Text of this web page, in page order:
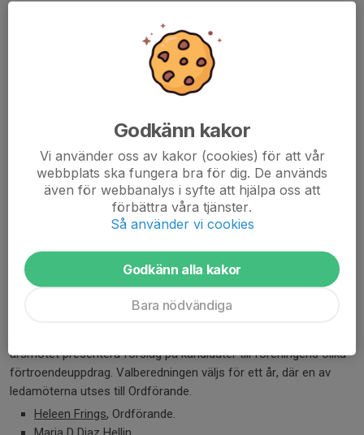
Marie-Louise Kärrbrink, Ersättare.
, Ersättare.
Föreningen har två revisorer och en ersättare (suppleant), valda
av årsstämman. Alla tre väljs för ett år. De har till uppgift att
granska styrelsens förvaltning av föreningen. Solvikingarna har
så kallade lekmannarevisorer; inte auktoriserade revisorer utan
medlemmar som fungerar som ”allmänna granskare”.
Anders Holmqvist.
Joakim Pauli.
(ersättare).
årsmötet presentera förslag på kandidater till föreningens olika
förtroendeuppdrag. Valberedningen väljs för ett år, där en av
ledamöterna utses till Ordförande.
Heleen Frings, Ordförande.
Godkänn kakor
Vi använder oss av kakor (cookies) för att vår
webbplats ska fungera bra för dig. De används
även för webbanalys i syfte att hjälpa oss att
förbättra våra tjänster.
Så använder vi cookies
Godkänn alla kakor
Bara nödvändiga